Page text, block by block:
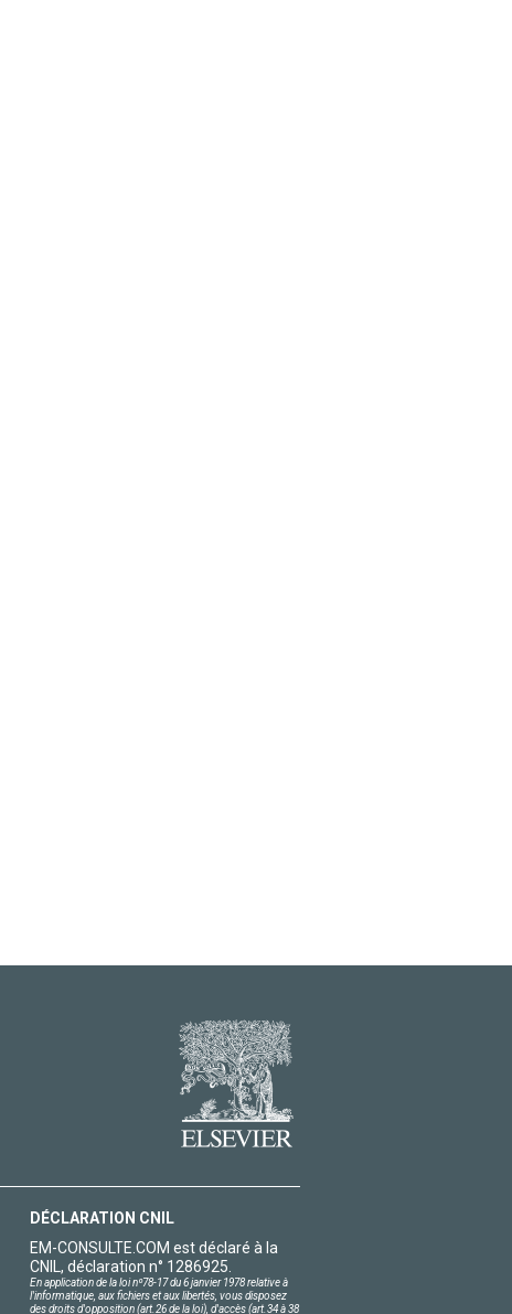
DÉCLARATION CNIL
EM-CONSULTE.COM est déclaré à la
CNIL, déclaration n° 1286925.
En application de la loi nº78-17 du 6 janvier 1978 relative à
l'informatique, aux fichiers et aux libertés, vous disposez
des droits d'opposition (art.26 de la loi), d'accès (art.34 à 38